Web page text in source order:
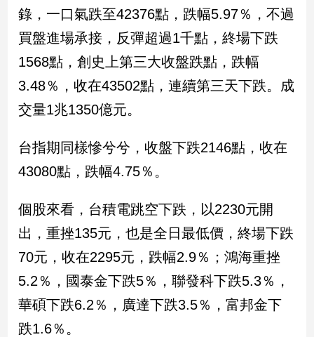
政
治
焦
觀
點
民
國
會
觀
兩
岸/
國
錄，一口氣跌至42376點，跌幅5.97％，不過
買盤進場承接，反彈超過1千點，終場下跌
1568點，創史上第三大收盤跌點，跌幅
3.48％，收在43502點，連續第三天下跌。成
交量1兆1350億元。
台指期同樣慘兮兮，收盤下跌2146點，收在
43080點，跌幅4.75％。
個股來看，台積電跳空下跌，以2230元開
出，重挫135元，也是全日最低價，終場下跌
70元，收在2295元，跌幅2.9％；鴻海重挫
5.2％，國泰金下跌5％，聯發科下跌5.3％，
華碩下跌6.2％，廣達下跌3.5％，富邦金下
跌1.6％。